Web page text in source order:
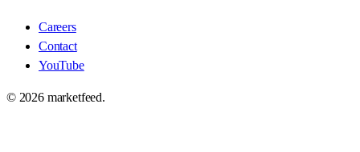
Careers
Contact
YouTube
© 2026marketfeed.